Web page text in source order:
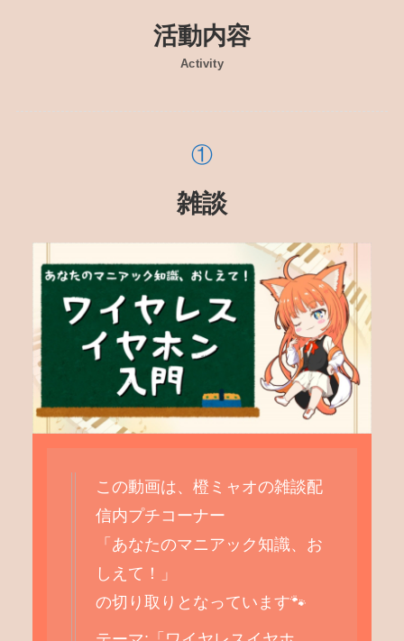
活動内容
Activity
雑談
この動画は、橙ミャオの雑談配
信内プチコーナー
「あなたのマニアック知識、お
しえて！」
の切り取りとなっています🐾